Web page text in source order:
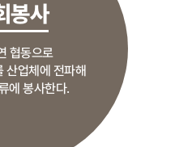
봉사
협동으로
산업체에 전파해
에 봉사한다.